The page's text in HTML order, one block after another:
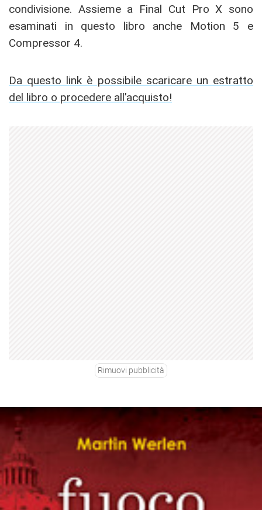
condivisione. Assieme a Final Cut Pro X sono
esaminati in questo libro anche Motion 5 e
Compressor 4.
Da questo link è possibile scaricare un estratto
del libro o procedere all’acquisto!
Rimuovi pubblicità